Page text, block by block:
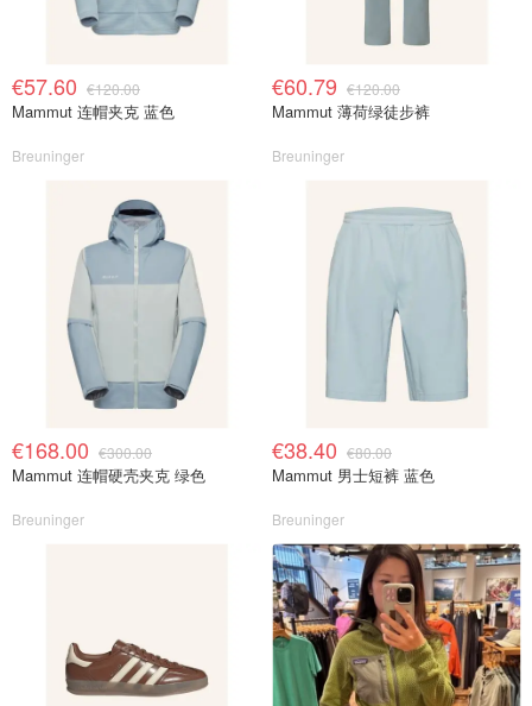
€57.60 €120.00
Mammut 连帽夹克 蓝色
Breuninger
€60.79 €120.00
Mammut 薄荷绿徒步裤
Breuninger
€168.00 €300.00
Mammut 连帽硬壳夹克 绿色
Breuninger
€38.40 €80.00
Mammut 男士短裤 蓝色
Breuninger